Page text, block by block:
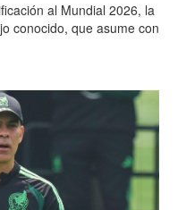
al Mundial 2026, la
conocido, que asume con